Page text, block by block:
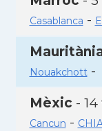
Casablanca -
Nouakchott-
Mèxic -
Cancun -